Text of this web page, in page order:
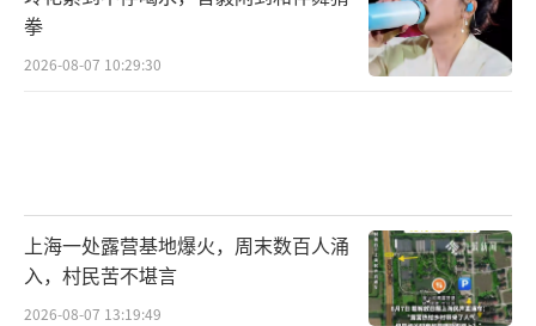
拳
2026-08-07 10:29:30
上海一处露营基地爆火，周末数百人涌
入，村民苦不堪言
2026-08-07 13:19:49